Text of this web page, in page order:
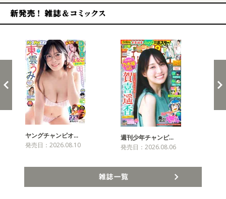
ヤングチャンピオ…
発売日：2026.08.10
週刊少年チャンピ…
発売日：2026.08.06